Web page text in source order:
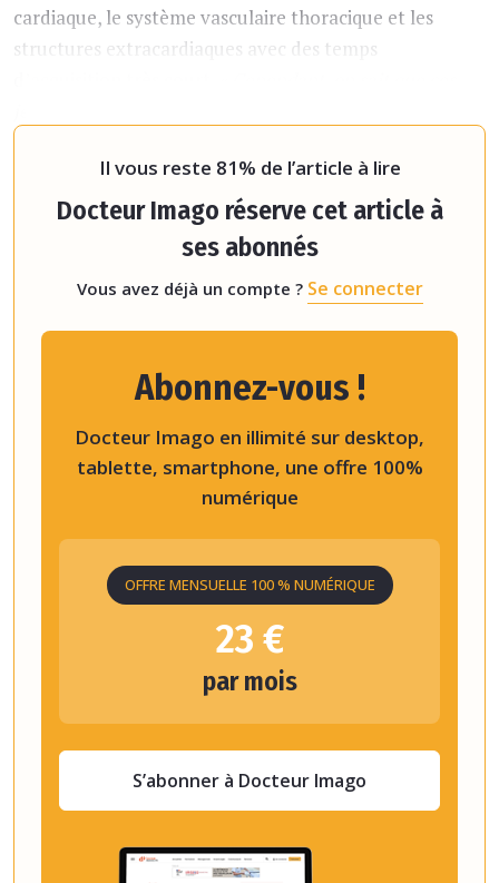
cardiaque, le système vasculaire thoracique et les
structures extracardiaques avec des temps
Il vous reste 81% de l’article à lire
Docteur Imago réserve cet article à
ses abonnés
Vous avez déjà un compte ? Se connecter
Abonnez-vous !
Docteur Imago en illimité sur desktop,
tablette, smartphone, une offre 100%
numérique
OFFRE MENSUELLE 100 % NUMÉRIQUE
23 €
par mois
S’abonner à Docteur Imago